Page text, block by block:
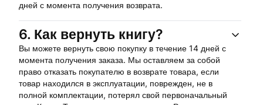
дней с момента получения возврата.
6. Как вернуть книгу?
Вы можете вернуть свою покупку в течение 14 дней с
момента получения заказа. Мы оставляем за собой
право отказать покупателю в возврате товара, если
товар находился в эксплуатации, поврежден, не в
полной комплектации, потерял свой первоначальный